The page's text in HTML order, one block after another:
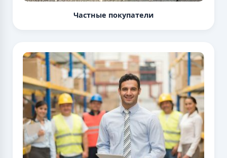
Частные покупатели